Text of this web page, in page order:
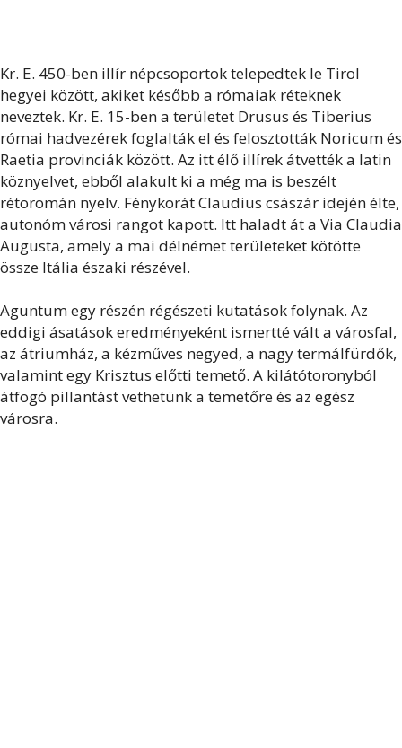
Kr. E. 450-ben illír népcsoportok telepedtek le Tirol
hegyei között, akiket később a rómaiak réteknek
neveztek. Kr. E. 15-ben a területet Drusus és Tiberius
római hadvezérek foglalták el és felosztották Noricum és
Raetia provinciák között. Az itt élő illírek átvették a latin
köznyelvet, ebből alakult ki a még ma is beszélt
rétoromán nyelv. Fénykorát Claudius császár idején élte,
autonóm városi rangot kapott. Itt haladt át a Via Claudia
Augusta, amely a mai délnémet területeket kötötte
össze Itália északi részével.
Aguntum egy részén régészeti kutatások folynak. Az
eddigi ásatások eredményeként ismertté vált a városfal,
az átriumház, a kézműves negyed, a nagy termálfürdők,
valamint egy Krisztus előtti temető. A kilátótoronyból
átfogó pillantást vethetünk a temetőre és az egész
városra.